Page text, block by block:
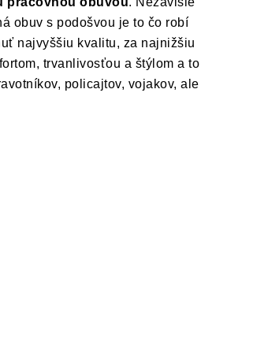
obuv s podošvou je to čo robí
najvyššiu kvalitu, za najnižšiu
trvanlivosťou a štýlom a to
policajtov, vojakov, ale